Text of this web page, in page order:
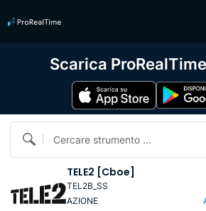
Cercare strumento ...
TELE2 [Cboe]
TEL2B_SS
AZIONE
Scarica